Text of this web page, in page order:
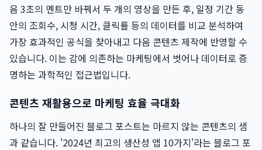
음 3초의 멘트만 바꿔서 두 개의 영상을 만든 후, 일정 기간 동
안의 조회수, 시청 시간, 클릭률 등의 데이터를 비교 분석하여
가장 효과적인 공식을 찾아내고 다음 콘텐츠 제작에 반영할 수
있습니다. 이는 감에 의존하는 마케팅에서 벗어나 데이터로 증
명하는 과학적인 접근법입니다.
콘텐츠 재활용으로 마케팅 효율 극대화
하나의 잘 만들어진 블로그 포스트는 마르지 않는 콘텐츠의 샘
과 같습니다. '2024년 최고의 생산성 앱 10가지'라는 블로그 포